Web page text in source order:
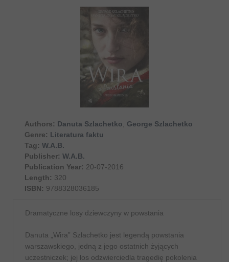
Authors: Danuta Szlachetko
George Szlachetko
Genre: Literatura faktu
Tag: W.A.B.
Publisher: W.A.B.
Publication Year: 20-07-2016
Length: 320
ISBN: 9788328036185
Dramatyczne losy dziewczyny w powstania
Danuta „Wira” Szlachetko jest legendą powstania
warszawskiego, jedną z jego ostatnich żyjących
uczestniczek; jej los odzwierciedla tragedię pokolenia